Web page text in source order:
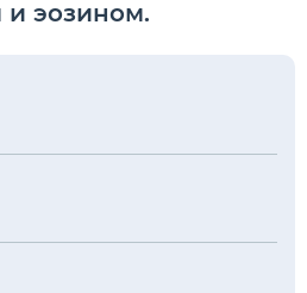
и эозином.